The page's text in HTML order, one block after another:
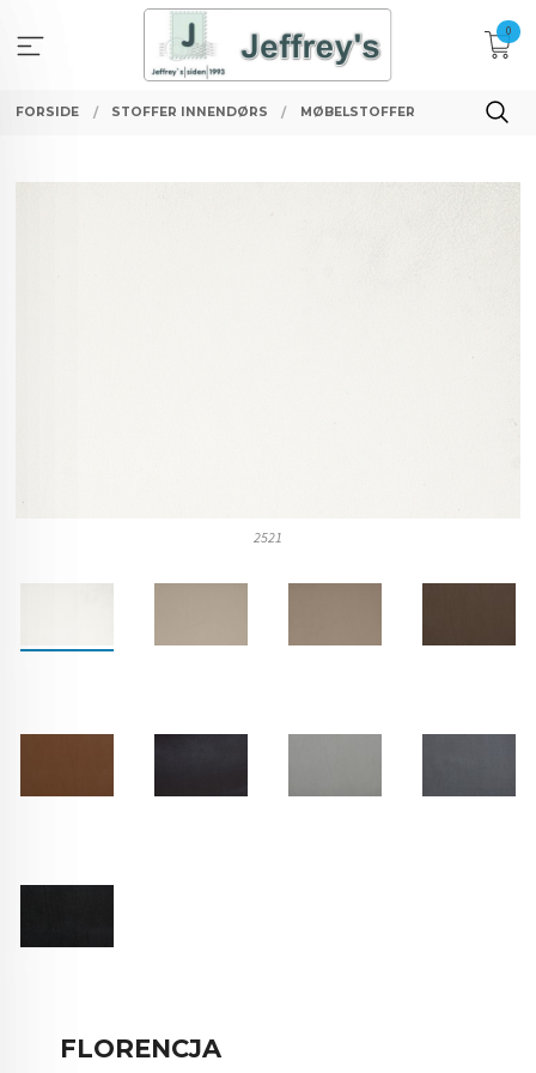
innholdet
0
FORSIDE STOFFER INNENDØRS MØBELSTOFFER
2521
FLORENCJA